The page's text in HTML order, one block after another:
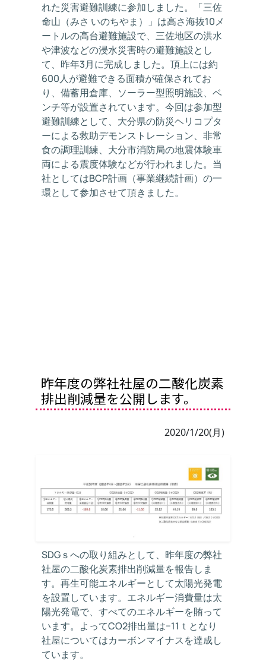
れた災害避難訓練に参加しました。「三佐
命山（みさ いのちやま）」は高さ海抜10メ
ートルの高台避難施設で、三佐地区の洪水
や津波などの浸水災害時の避難施設とし
て、昨年3月に完成しました。頂上には約
600人が避難できる面積が確保されてお
り、備蓄用倉庫、ソーラー型照明施設、ベ
ンチ等が設置されています。今回は参加型
避難訓練として、大分県の防災ヘリコプタ
ーによる救助デモンストレーション、非常
食の調理訓練、大分市消防局の地震体験車
両による震度体験などが行われました。当
社としてはBCP計画（事業継続計画）の一
環として参加させて頂きました。
昨年度の弊社社屋の二酸化炭素
排出削減量を公開します。
2020/1/20(月)
SDGｓへの取り組みとして、昨年度の弊社
社屋の二酸化炭素排出削減量を報告しま
す。再生可能エネルギーとして太陽光発電
を設置しています。エネルギー消費量は太
陽光発電で、すべてのエネルギーを賄って
います。よってCO2排出量は−11ｔとなり
社屋についてはカーボンマイナスを達成し
ています。